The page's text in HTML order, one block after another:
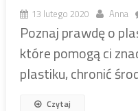
13 lutego 2020 Anna
Poznaj prawdę o
które pomogą ci
plastiku, chronić
Czytaj